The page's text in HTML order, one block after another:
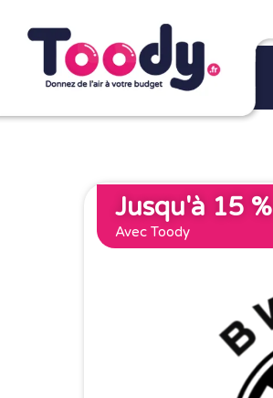
Jusqu'à 15 %
Avec Toody